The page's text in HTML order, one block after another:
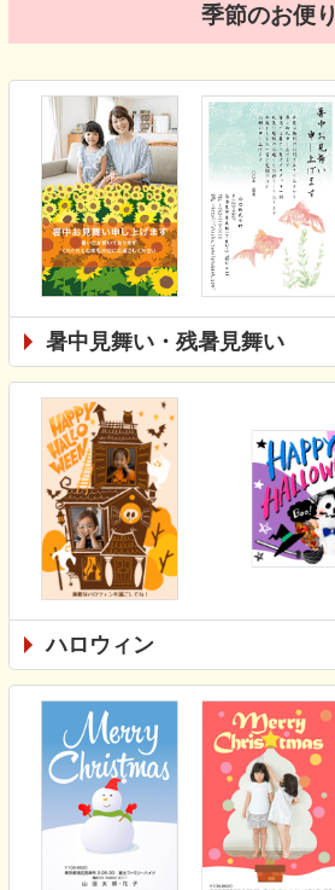
季節のお便り
暑中見舞い・残暑見舞い
ハロウィン